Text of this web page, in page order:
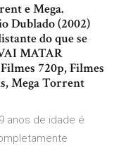
e Mega.
Dublado (2002)
do que se
MATAR
720p, Filmes
Mega Torrent
anos de idade é